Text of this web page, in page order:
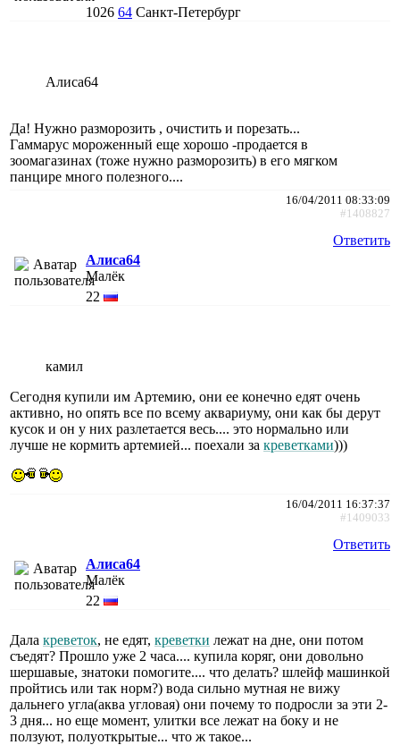
1026 64 Санкт-Петербург
Алиса64
Да! Нужно разморозить , очистить и порезать...
Гаммарус мороженный еще хорошо -продается в
зоомагазинах (тоже нужно разморозить) в его мягком
панцире много полезного....
16/04/2011 08:33:09
#1408827
Ответить
Алиса64
Малёк
22
камил
Сегодня купили им Артемию, они ее конечно едят очень
активно, но опять все по всему аквариуму, они как бы дерут
кусок и он у них разлетается весь.... это нормально или
лучше не кормить артемией... поехали за креветками)))
16/04/2011 16:37:37
#1409033
Ответить
Алиса64
Малёк
22
Дала креветок, не едят, креветки лежат на дне, они потом
съедят? Прошло уже 2 часа.... купила коряг, они довольно
шершавые, знатоки помогите.... что делать? шлейф машинкой
пройтись или так норм?) вода сильно мутная не вижу
дальнего угла(аква угловая) они почему то подросли за эти 2-
3 дня... но еще момент, улитки все лежат на боку и не
ползуют, полуоткрытые... что ж такое...